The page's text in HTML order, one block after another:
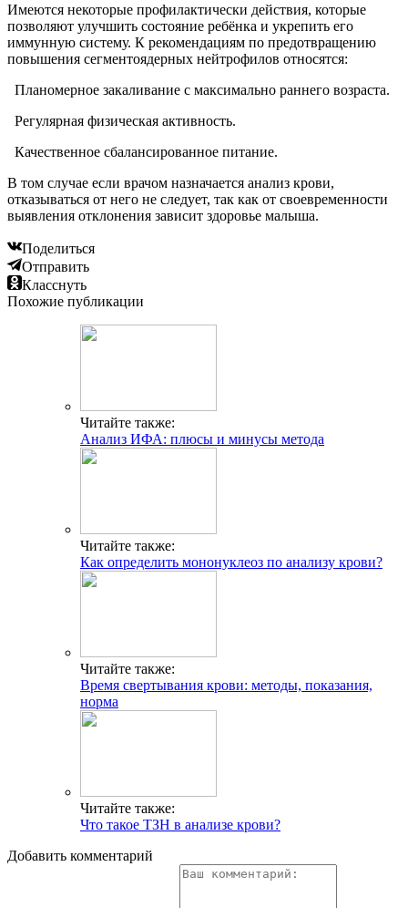
Имеются некоторые профилактически действия, которые
позволяют улучшить состояние ребёнка и укрепить его
иммунную систему. К рекомендациям по предотвращению
повышения сегментоядерных нейтрофилов относятся:
Планомерное закаливание с максимально раннего возраста.
Регулярная физическая активность.
Качественное сбалансированное питание.
В том случае если врачом назначается анализ крови,
отказываться от него не следует, так как от своевременности
выявления отклонения зависит здоровье малыша.
Поделиться
Отправить
Класснуть
Похожие публикации
Читайте также:
Анализ ИФА: плюсы и минусы метода
Читайте также:
Как определить мононуклеоз по анализу крови?
Читайте также:
Время свертывания крови: методы, показания,
норма
Читайте также:
Что такое ТЗН в анализе крови?
Добавить комментарий